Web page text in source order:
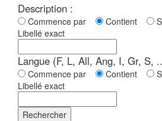
Description :
Commence par Contient
Libellé exact
Langue (F, L, All, Ang, I, Gr, S,
Commence par Contient
Libellé exact
Rechercher